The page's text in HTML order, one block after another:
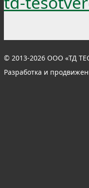
© 2013-2026 ООО «ТД
Разработка и